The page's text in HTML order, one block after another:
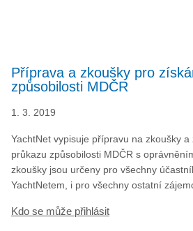
Příprava a zkoušky pro
způsobilosti MDČR
1. 3. 2019
YachtNet vypisuje přípravu na zkoušky
průkazu způsobilosti MDČR s
zkoušky jsou určeny pro všechny
YachtNetem, i pro všechny ostatní
Kdo se může přihlásit